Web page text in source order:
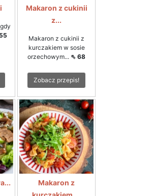
Makaron z cukinii
z...
Makaron z cukinii z
kurczakiem w sosie
orzechowym... ⇖ 68
Zobacz przepis!
Makaron z